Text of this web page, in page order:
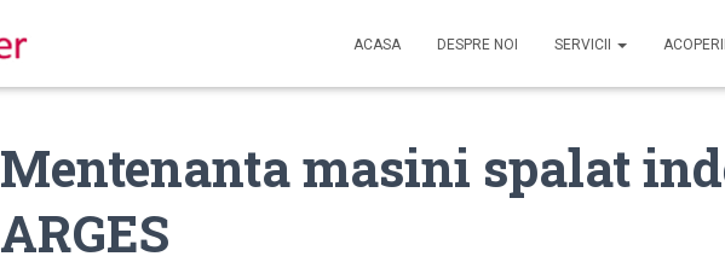
ACASA DESPRE NOI SERVICII
Mentenanta masini spalat
ARGES